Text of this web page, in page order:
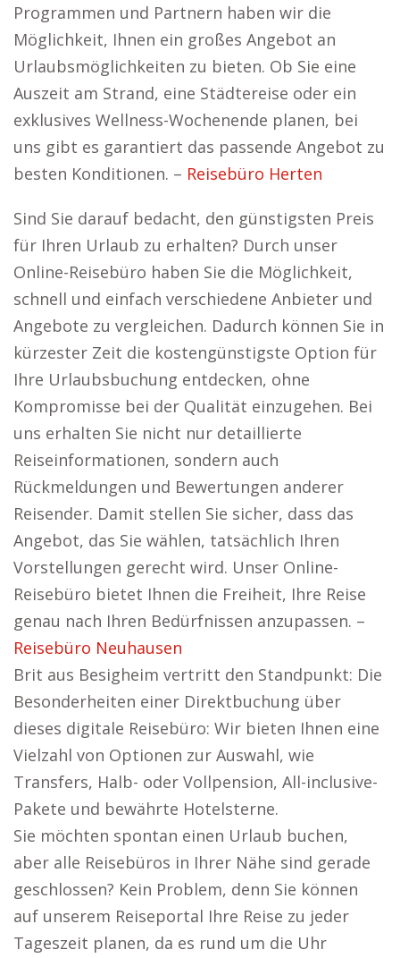
Programmen und Partnern haben wir die
Möglichkeit, Ihnen ein großes Angebot an
Urlaubsmöglichkeiten zu bieten. Ob Sie eine
Auszeit am Strand, eine Städtereise oder ein
exklusives Wellness-Wochenende planen, bei
uns gibt es garantiert das passende Angebot zu
besten Konditionen. – Reisebüro Herten
Sind Sie darauf bedacht, den günstigsten Preis
für Ihren Urlaub zu erhalten? Durch unser
Online-Reisebüro haben Sie die Möglichkeit,
schnell und einfach verschiedene Anbieter und
Angebote zu vergleichen. Dadurch können Sie in
kürzester Zeit die kostengünstigste Option für
Ihre Urlaubsbuchung entdecken, ohne
Kompromisse bei der Qualität einzugehen. Bei
uns erhalten Sie nicht nur detaillierte
Reiseinformationen, sondern auch
Rückmeldungen und Bewertungen anderer
Reisender. Damit stellen Sie sicher, dass das
Angebot, das Sie wählen, tatsächlich Ihren
Vorstellungen gerecht wird. Unser Online-
Reisebüro bietet Ihnen die Freiheit, Ihre Reise
genau nach Ihren Bedürfnissen anzupassen. –
Reisebüro Neuhausen
Brit aus Besigheim vertritt den Standpunkt: Die
Besonderheiten einer Direktbuchung über
dieses digitale Reisebüro: Wir bieten Ihnen eine
Vielzahl von Optionen zur Auswahl, wie
Transfers, Halb- oder Vollpension, All-inclusive-
Pakete und bewährte Hotelsterne.
Sie möchten spontan einen Urlaub buchen,
aber alle Reisebüros in Ihrer Nähe sind gerade
geschlossen? Kein Problem, denn Sie können
auf unserem Reiseportal Ihre Reise zu jeder
Tageszeit planen, da es rund um die Uhr